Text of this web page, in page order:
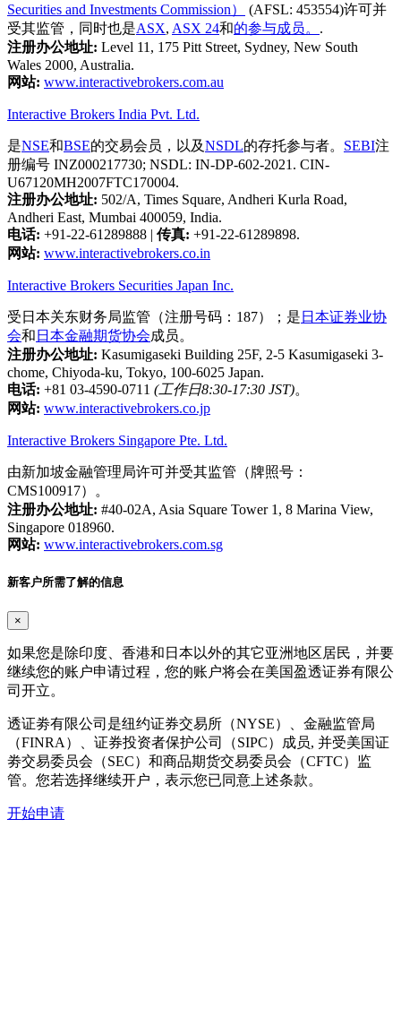
Securities and Investments Commission）
(AFSL: 453554)许可并
受其监管，同时也是ASX, ASX 24和的参与成员。 .
注册办公地址: Level 11, 175 Pitt Street, Sydney, New South
Wales 2000, Australia.
网站: www.interactivebrokers.com.au
Interactive Brokers India Pvt. Ltd.
是NSE和BSE的交易会员，以及NSDL的存托参与者。 SEBI注
册编号 INZ000217730; NSDL: IN-DP-602-2021. CIN-
U67120MH2007FTC170004.
注册办公地址: 502/A, Times Square, Andheri Kurla Road,
Andheri East, Mumbai 400059, India.
电话: +91-22-61289888 | 传真: +91-22-61289898.
网站: www.interactivebrokers.co.in
Interactive Brokers Securities Japan Inc.
受日本关东财务局监管（注册号码：187）；是 日本证券业协
会和 日本金融期货协会成员。
注册办公地址: Kasumigaseki Building 25F, 2-5 Kasumigaseki 3-
chome, Chiyoda-ku, Tokyo, 100-6025 Japan.
电话: +81 03-4590-0711 (工作日8:30-17:30 JST)。
网站: www.interactivebrokers.co.jp
Interactive Brokers Singapore Pte. Ltd.
由新加坡金融管理局许可并受其监管（牌照号：
CMS100917）。
注册办公地址: #40-02A, Asia Square Tower 1, 8 Marina View,
Singapore 018960.
网站: www.interactivebrokers.com.sg
新客户所需了解的信息
×
如果您是除印度、香港和日本以外的其它亚洲地区居民，并要
继续您的账户申请过程，您的账户将会在美国盈透证券有限公
司开立。
透证劵有限公司是纽约证券交易所（NYSE）、金融监管局
（FINRA）、证券投资者保护公司（SIPC）成员, 并受美国证
劵交易委员会（SEC）和商品期货交易委员会（CFTC）监
管。您若选择继续开户，表示您已同意上述条款。
开始申请